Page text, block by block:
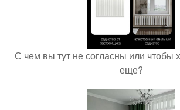
С чем вы тут не согласны или чтобы
еще?